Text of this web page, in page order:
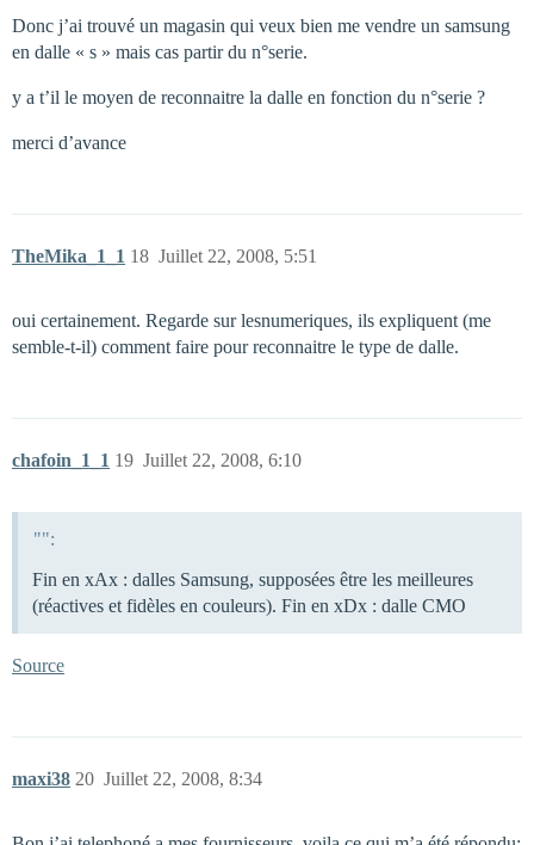
Donc j’ai trouvé un magasin qui veux bien me vendre un samsung
en dalle « s » mais cas partir du n°serie.
y a t’il le moyen de reconnaitre la dalle en fonction du n°serie ?
merci d’avance
TheMika_1_1 Juillet 22, 2008, 5:51
18
oui certainement. Regarde sur lesnumeriques, ils expliquent (me
semble-t-il) comment faire pour reconnaitre le type de dalle.
chafoin_1_1 Juillet 22, 2008, 6:10
19
"":
Fin en xAx : dalles Samsung, supposées être les meilleures
(réactives et fidèles en couleurs). Fin en xDx : dalle CMO
Source
maxi38 Juillet 22, 2008, 8:34
20